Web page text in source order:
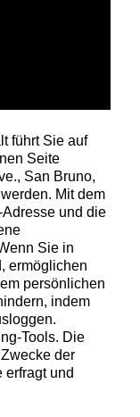
führt Sie auf
Seite
San Bruno,
Mit dem
und die
Sie in
ermöglichen
persönlichen
indem
Tools. Die
der
erfragt und